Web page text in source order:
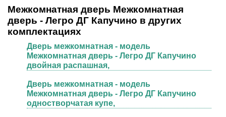
Межкомнатная дверь Межкомнатная
дверь - Легро ДГ Капучино в других
комплектациях
Дверь межкомнатная - модель
Межкомнатная дверь - Легро ДГ Капучино
двойная распашная,
Дверь межкомнатная - модель
Межкомнатная дверь - Легро ДГ Капучино
одностворчатая купе,